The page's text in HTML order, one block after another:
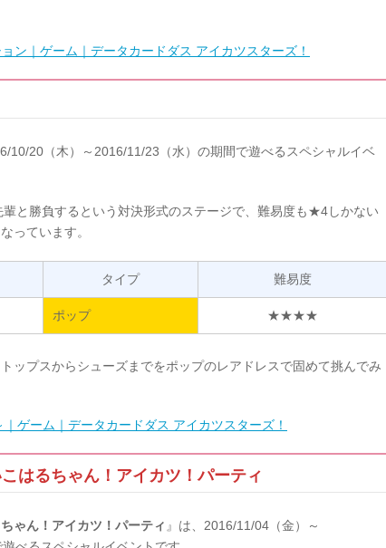
ン｜ゲーム｜データカードダス アイカツスターズ！
10/20（木）～2016/11/23（水）の期間で遊べるスペシャルイベ
輩と勝負するという対決形式のステージで、難易度も★4しかない
っています。
タイプ 難易度
ポップ ★★★★
ップスからシューズまでをポップのレアドレスで固めて挑んでみ
ゲーム｜データカードダス アイカツスターズ！
はるちゃん！アイカツ！パーティ
ゃん！アイカツ！パーティ 』は、2016/11/04（金）～